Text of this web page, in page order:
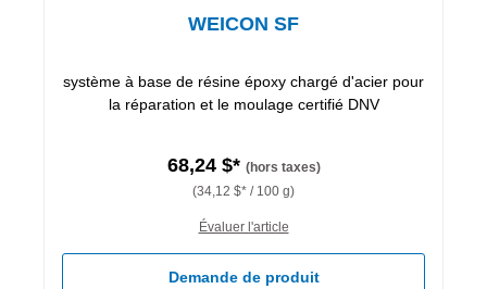
WEICON SF
système à base de résine époxy chargé d'acier pour
la réparation et le moulage certifié DNV
68,24 $* (hors taxes)
(34,12 $* / 100 g)
Évaluer l'article
Demande de produit